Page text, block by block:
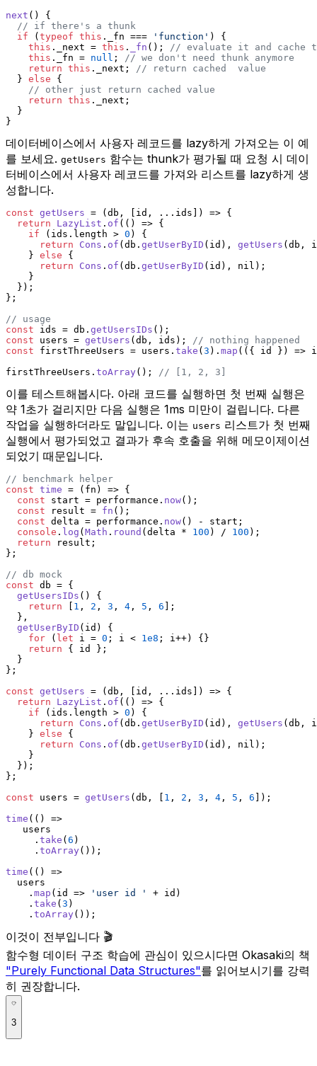
next ( ) {
// if there's a thunk
if (typeof this . _fn === 'function' ) {
this . _next = this . _fn ();
// evaluate it and cache
this . _fn = null ;
// we don't need thunk anymore
return this . _next ;
// return cached  value
  }
else {
// other just return cached value
return this . _next ;
  }
}
데이터베이스에서 사용자 레코드를 lazy하게 가져오는 이 예
를 보세요. getUsers 함수는 thunk가 평가될 때 요청 시 데이
터베이스에서 사용자 레코드를 가져와 리스트를 lazy하게 생
성합니다.
const getUsers = (db, [id, ...ids] ) => {
return
LazyList . of ( () => {
if (ids. length > 0 ) {
return
Cons . of (db. getUserByID (id), getUsers (db,
    }
else {
return
Cons . of (db. getUserByID (id), nil);
    }
  });
};
// usage
const ids = db. getUsersIDs ();
const users = getUsers (db, ids);
// nothing happened
const firstThreeUsers = users. take (3 ). map ( ( { id } ) =>
firstThreeUsers. toArray(); // [1, 2, 3]
이를 테스트해봅시다. 아래 코드를 실행하면 첫 번째 실행은
약 1초가 걸리지만 다음 실행은 1ms 미만이 걸립니다. 다른
작업을 실행하더라도 말입니다. 이는 users 리스트가 첫 번째
실행에서 평가되었고 결과가 후속 호출을 위해 메모이제이션
되었기 때문입니다.
// benchmark helper
const time = ( fn ) => {
const start = performance. now();
const result = fn ();
const delta = performance. now() - start;
console . log (Math . round (delta * 100 ) / 100 );
return result;
};
// db mock
const db = {
getUsersIDs ( ) {
return [ 1 , 2 , 3 , 4 , 5 , 6 ];
  },
getUserByID ( id ) {
for ( let i = 0 ; i < 1e8 ; i++) {}
return { id };
  }
};
const getUsers = (db, [id, ...ids] ) => {
return
LazyList . of ( () => {
if (ids. length > 0 ) {
return
Cons . of (db. getUserByID (id), getUsers (db,
    }
else {
return
Cons . of (db. getUserByID (id), nil);
    }
  });
};
const users = getUsers (db, [ 1 , 2 , 3 , 4 , 5 , 6 ]);
time ( () =>
   users
     .
take (6 )
     .
toArray());
time ( () =>
  users
    .
map ( id => 'user id '
+ id)
    .
take (3 )
    .
toArray());
이것이 전부입니다 🎬
함수형 데이터 구조 학습에 관심이 있으시다면 Okasaki의 책
"Purely Functional Data Structures"를 읽어보시기를 강력
히 권장합니다.
3